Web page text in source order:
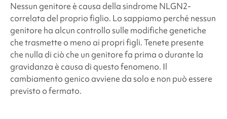
Nessun genitore è causa dellasindrome NLGN2-
correlata del proprio figlio. Lo sappiamo perché nessun
genitore ha alcun controllo sulle modifiche genetiche
che trasmette o meno ai propri figli. Tenete presente
che nulla di ciò che un genitore fa prima o durante la
gravidanza è causa di questo fenomeno. Il
cambiamento genico avviene da solo e non può essere
previsto o fermato.